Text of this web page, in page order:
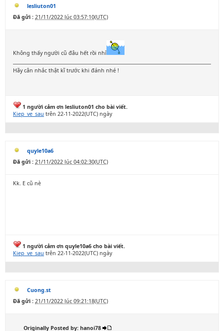
lesliuton01
Đã gửi : 21/11/2022 lúc 03:57:10(UTC)
Không thấy người cũ đâu hết rồi nhỉ
Hãy cân nhắc thật kĩ trước khi đánh nhé !
1 người cảm ơn lesliuton01 cho bài viết.
Kiep_ve_sau trên 22-11-2022(UTC) ngày
quyle10a6
Đã gửi : 21/11/2022 lúc 04:02:30(UTC)
Kk. E cũ nè
1 người cảm ơn quyle10a6 cho bài viết.
Kiep_ve_sau trên 22-11-2022(UTC) ngày
Cuong.st
Đã gửi : 21/11/2022 lúc 09:21:18(UTC)
Originally Posted by: hanoi78